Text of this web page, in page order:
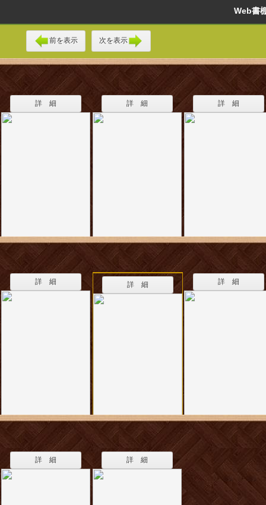
Web
前を表示 次を表示
詳 細 詳 細 詳 細
詳 細 詳 細 詳 細
詳 細 詳 細